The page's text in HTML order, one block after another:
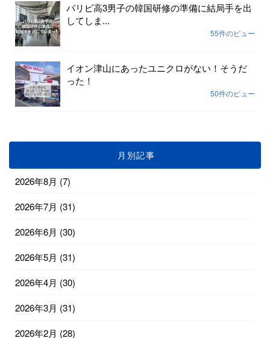
パリピ高3男子の韓国研修の準備に結局手を出
してしま...
55件のビュー
イオン津山にあったユニクロがない！そうだ
った！
50件のビュー
月別記事
2026年8月 (7)
2026年7月 (31)
2026年6月 (30)
2026年5月 (31)
2026年4月 (30)
2026年3月 (31)
2026年2月 (28)